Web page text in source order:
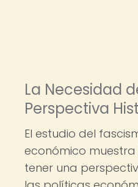
La Necesidad
Perspectiva
El estudio del
económico
tener una